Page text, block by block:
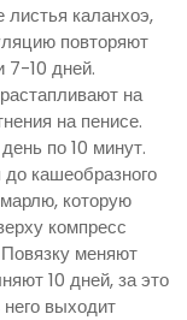
каланхоэ,
повторяют
7-10 дней.
на
на пенисе.
по 10 минут.
кашеобразного
которую
компресс
меняют
10 дней, за это
выходит